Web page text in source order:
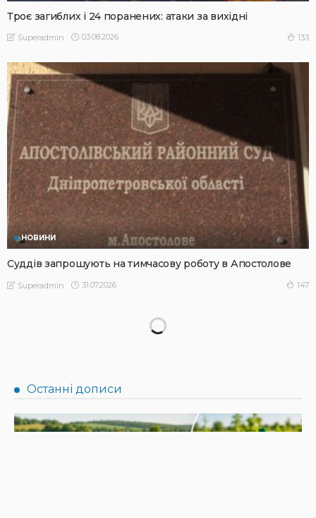
Троє загиблих і 24 поранених: атаки за вихідні
Superadmin 03.08.2026 133
НОВИНИ
Суддів запрошують на тимчасову роботу в Апостолове
Superadmin 31.07.2026 147